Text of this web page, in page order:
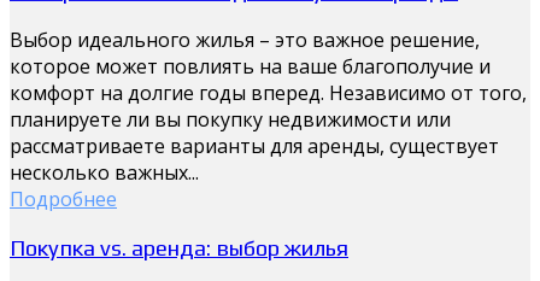
Выбор идеального жилья – это важное решение,
которое может повлиять на ваше благополучие и
комфорт на долгие годы вперед. Независимо от того,
планируете ли вы покупку недвижимости или
рассматриваете варианты для аренды, существует
несколько важных...
Подробнее
Покупка vs. аренда: выбор жилья